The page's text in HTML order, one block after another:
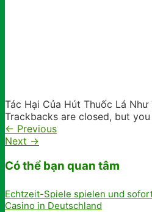
Tác Hại Của Hút Thuốc Lá Như
Trackbacks are closed, but
← Previous
Next →
Có thể bạn quan tâm
Echtzeit-Spiele spielen und
Casino in Deutschland